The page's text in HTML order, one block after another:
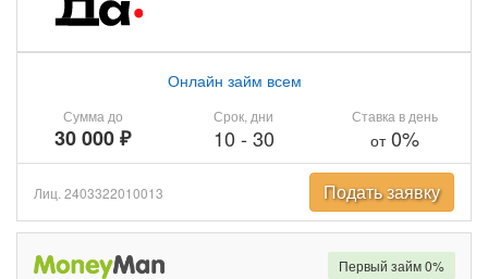
Сумма до
30 000 ₽
Онлайн займ всем
Срок, дни
10 - 30
Ставка в день
от0%
Лиц. 2403322010013 Подать заявку
Первый займ 0%